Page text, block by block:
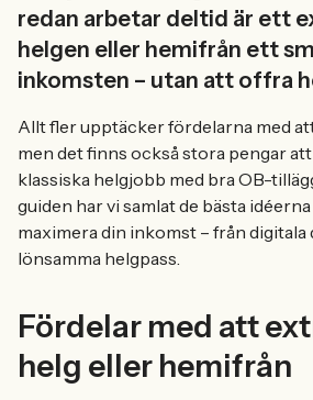
redan arbetar deltid är ett
helgen eller hemifrån ett
inkomsten – utan att offra
Allt fler upptäcker fördelarna med
men det finns också stora pengar
klassiska helgjobb med bra OB-
guiden har vi samlat de bästa
maximera din inkomst – från
lönsamma helgpass.
Fördelar med att
helg eller hemifrån